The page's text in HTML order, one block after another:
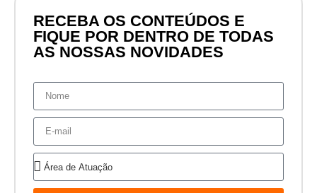
RECEBA OS CONTEÚDOS E
FIQUE POR DENTRO DE TODAS
AS NOSSAS NOVIDADES